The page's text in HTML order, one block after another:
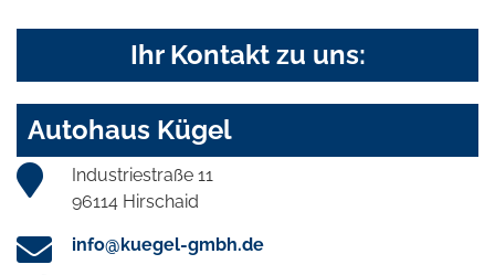
Ihr Kontakt zu uns:
Autohaus Kügel
Industriestraße 11
96114 Hirschaid
info@kuegel-gmbh.de